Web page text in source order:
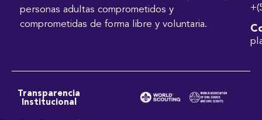
personas adultas comprometidos y
comprometidas de forma libre y voluntaria.
Transparencia
Institucional